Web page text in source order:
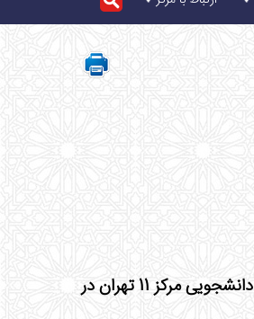
نمایش کمدی "تروریست" به مناسبت هفته دفاع مقدس با بازی "نیما غلامی" عضو انجمن علمی دانشجویی مرکز 11 تهران در